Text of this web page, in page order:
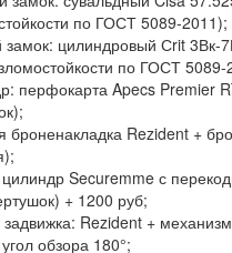
по ГОСТ 5089-2011);
цилиндровый Сrit 3Вк-
по ГОСТ 5089-
перфокарта Apecs Premier
броненакладка Rezident +
цилиндр Securemme с
+ 1200 руб;
Rezident +
угол обзора 180°;